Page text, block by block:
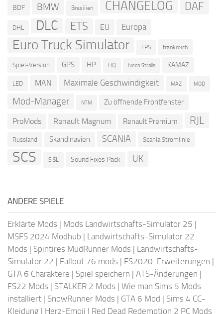
BDF BMW Brasilien CHANGELOG DAF
DHL DLC ETS EU Europa
Euro Truck Simulator FPS frankreich
Spiel-Version GPS HP HQ Iveco Stralis KAMAZ
LED MAN Maximale Geschwindigkeit MAZ MOD
Mod-Manager NTM Zu öffnende Frontfenster
ProMods Renault Magnum Renault Premium RJL
Russland Skandinavien SCANIA Scania Stromlinie
SCS SISL Sound Fixes Pack UK
ANDERE SPIELE
Erklärte Mods | Mods Landwirtschafts-Simulator 25 |
MSFS 2024 Modhub | Landwirtschafts-Simulator 22
Mods | Spintires MudRunner Mods | Landwirtschafts-
Simulator 22 | Fallout 76 mods | FS2020-Erweiterungen |
GTA 6 Charaktere | Spiel speichern | ATS-Änderungen |
FS22 Mods | STALKER 2 Mods | Wie man Sims 5 Mods
installiert | SnowRunner Mods | GTA 6 Mod | Sims 4 CC-
Kleidung | Herz-Emoji | Red Dead Redemption 2 PC Mods